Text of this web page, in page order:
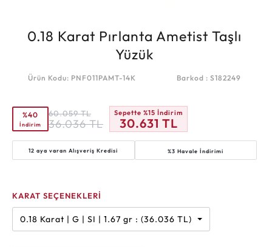
0.18 Karat Pırlanta Ametist Taşlı
Yüzük
Ürün Kodu: PNF011PAMT-14K Barkod : S182249
%40
İndirim
60.059 TL
36.036 TL
Sepette %15 İndirim
30.631 TL
12 aya varanAlışveriş Kredisi %3 Havale İndirimi
KARAT SEÇENEKLERİ
0.18 Karat | G | SI | 1.67 gr : (36.036 TL)